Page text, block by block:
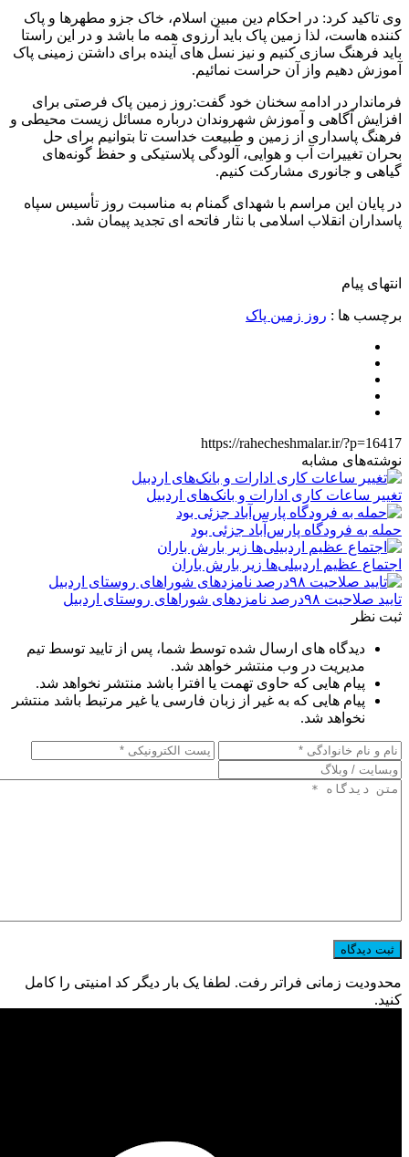
وی تاکید کرد: در احکام دین مبین اسلام، خاک جزو مطهرها و پاک
کننده هاست، لذا زمین پاک باید آرزوی همه ما باشد و در این راستا
باید فرهنگ سازی کنیم و نیز نسل های آینده برای داشتن زمینی پاک
آموزش دهیم واز آن حراست نمائیم.
فرماندار در ادامه سخنان خود گفت:روز زمین پاک فرصتی برای
افزایش آگاهی و آموزش شهروندان درباره مسائل زیست محیطی و
فرهنگ پاسداری از زمین و طبیعت خداست تا بتوانیم برای حل
بحران تغییرات آب و هوایی، آلودگی پلاستیکی و حفظ گونه‌های
گیاهی و جانوری مشارکت کنیم.
️در پایان این مراسم با شهدای گمنام به مناسبت روز تأسیس سپاه
پاسداران انقلاب اسلامی با نثار فاتحه ای تجدید پیمان شد.
انتهای پیام
برچسب ها : روز زمین پاک
https://rahecheshmalar.ir/?p=16417
نوشته‌های مشابه
تغییر ساعات کاری ادارات و بانک‌های اردبیل
حمله به فرودگاه پارس‌‌آباد جزئی بود
اجتماع عظیم اردبیلی‌ها زیر بارش باران
تایید صلاحیت ۹۸درصد نامزدهای شوراهای روستای اردبیل
ثبت نظر
دیدگاه های ارسال شده توسط شما، پس از تایید توسط تیم
مدیریت در وب منتشر خواهد شد.
پیام هایی که حاوی تهمت یا افترا باشد منتشر نخواهد شد.
پیام هایی که به غیر از زبان فارسی یا غیر مرتبط باشد منتشر
نخواهد شد.
محدودیت زمانی فراتر رفت. لطفا یک بار دیگر کد امنیتی را کامل
کنید.